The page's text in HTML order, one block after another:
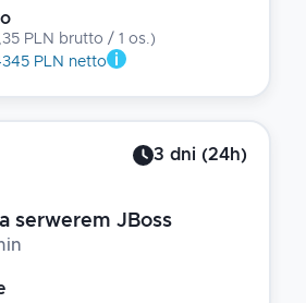
PLN brutto / 1 os.)
PLN netto
3 dni (24h)
serwerem JBoss